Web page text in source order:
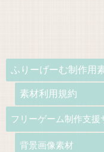
ふりーげーむ制作用
素材利用規約
フリーゲーム制作支援
背景画像素材